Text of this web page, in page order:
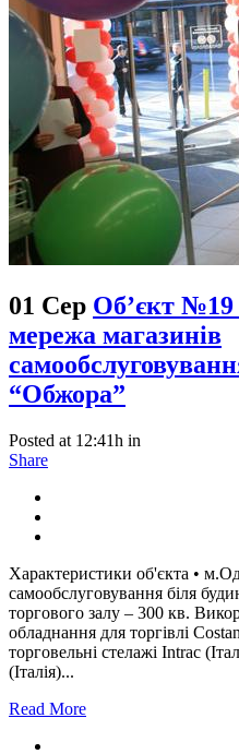
01 Сер Об’єкт №19
мережа магазинів
“Обжора”
Posted at 12:41h in
Share
Характеристики об'єкта •
самообслуговування біля
торгового залу – 300 кв.
обладнання для торгівлі
торговельні стелажі Intrac
(Італія)...
Read More